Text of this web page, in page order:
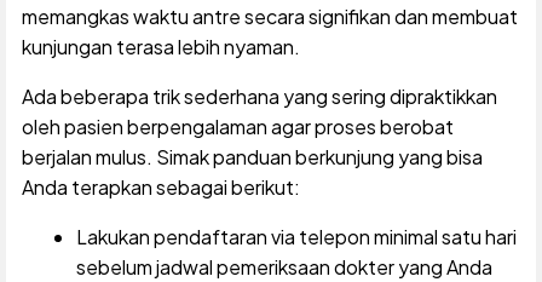
memangkas waktu antre secara signifikan dan membuat
kunjungan terasa lebih nyaman.
Ada beberapa trik sederhana yang sering dipraktikkan
oleh pasien berpengalaman agar proses berobat
berjalan mulus. Simak panduan berkunjung yang bisa
Anda terapkan sebagai berikut:
Lakukan pendaftaran via telepon minimal satu hari
sebelum jadwal pemeriksaan dokter yang Anda